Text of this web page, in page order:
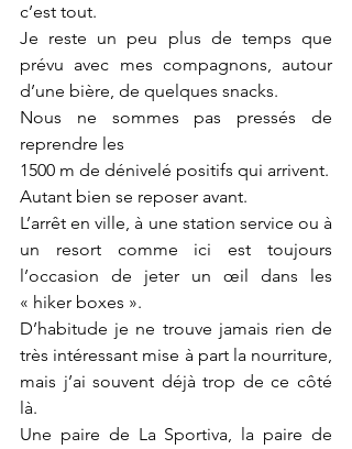
c’est tout.
Je reste un peu plus de temps que
prévu avec mes compagnons, autour
d’une bière, de quelques snacks.
Nous ne sommes pas pressés de
reprendre les
1500 m de dénivelé positifs qui arrivent.
Autant bien se reposer avant.
L’arrêt en ville, à une station service ou à
un resort comme ici est toujours
l’occasion de jeter un œil dans les
« hiker boxes ».
D’habitude je ne trouve jamais rien de
très intéressant mise à part la nourriture,
mais j’ai souvent déjà trop de ce côté
là.
Une paire de La Sportiva, la paire de